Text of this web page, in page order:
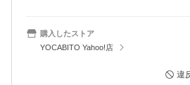
購入したストア
YOCABITO Yahoo!店
違